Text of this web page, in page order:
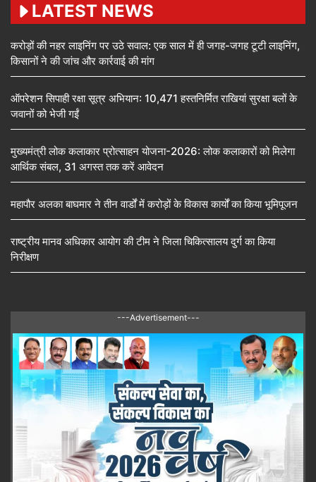
LATEST NEWS
करोड़ों की नहर लाइनिंग पर उठे सवाल: एक साल में ही जगह-जगह टूटी लाइनिंग,
किसानों ने की जांच और कार्रवाई की मांग
ऑपरेशन सिपाही रक्षा सूत्र अभियान: 10,471 हस्तनिर्मित राखियां सुरक्षा बलों के
जवानों को भेजी गईं
मुख्यमंत्री लोक कलाकार प्रोत्साहन योजना-2026: लोक कलाकारों को मिलेगा
आर्थिक संबल, 31 अगस्त तक करें आवेदन
महापौर अलका बाघमार ने तीन वार्डों में करोड़ों के विकास कार्यों का किया भूमिपूजन
राष्ट्रीय मानव अधिकार आयोग की टीम ने जिला चिकित्सालय दुर्ग का किया
निरीक्षण
---Advertisement---